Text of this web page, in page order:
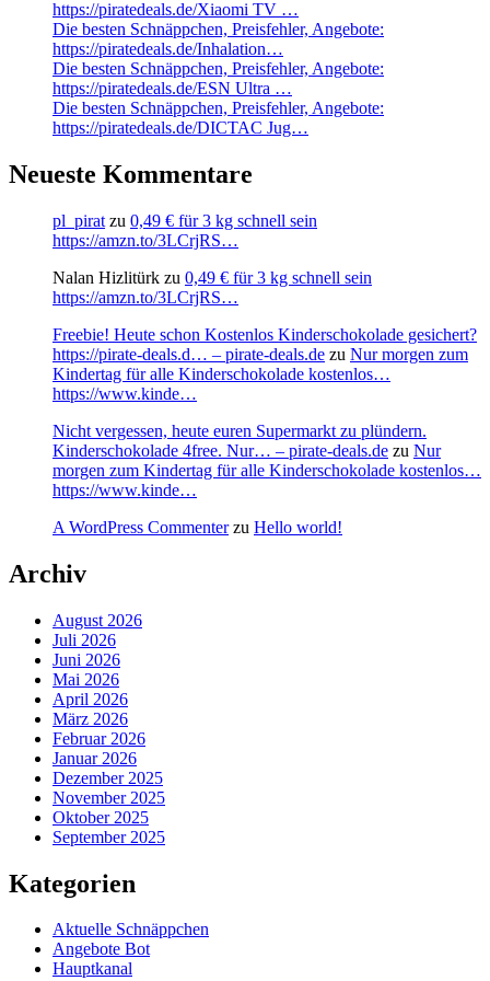
https://piratedeals.de/Xiaomi TV …
Die besten Schnäppchen, Preisfehler, Angebote:
https://piratedeals.de/Inhalation…
Die besten Schnäppchen, Preisfehler, Angebote:
https://piratedeals.de/ESN Ultra …
Die besten Schnäppchen, Preisfehler, Angebote:
https://piratedeals.de/DICTAC Jug…
Neueste Kommentare
pl_pirat zu 0,49 € für 3 kg schnell sein
https://amzn.to/3LCrjRS…
Nalan Hizlitürk zu 0,49 € für 3 kg schnell sein
https://amzn.to/3LCrjRS…
Freebie! Heute schon Kostenlos Kinderschokolade gesichert?
https://pirate-deals.d… – pirate-deals.de zu Nur morgen zum
Kindertag für alle Kinderschokolade kostenlos…
https://www.kinde…
Nicht vergessen, heute euren Supermarkt zu plündern.
Kinderschokolade 4free. Nur… – pirate-deals.de zu Nur
morgen zum Kindertag für alle Kinderschokolade kostenlos…
https://www.kinde…
A WordPress Commenterzu Hello world!
Archiv
August 2026
Juli 2026
Juni 2026
Mai 2026
April 2026
März 2026
Februar 2026
Januar 2026
Dezember 2025
November 2025
Oktober 2025
September 2025
Kategorien
Aktuelle Schnäppchen
Angebote Bot
Hauptkanal